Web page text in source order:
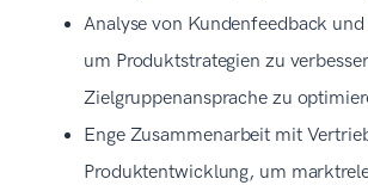
Analyse von Kundenfeedback
um Produktstrategien zu
Zielgruppenansprache zu
Enge Zusammenarbeit mit
Produktentwicklung, um